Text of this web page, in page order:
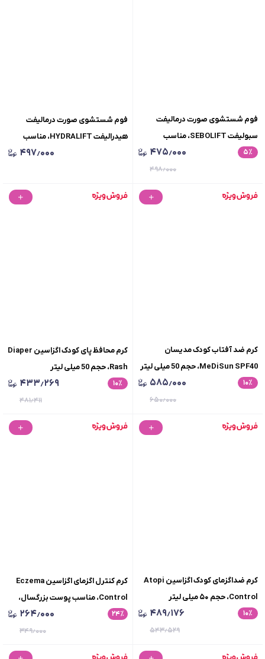
فوم شستشوی صورت درمالیفت
سبولیفت SEBOLIFT، مناسب
پوست‌‌های چرب، حجم 150 میلی لیتر
۵٪ ۴۷۵٫۰۰۰
۴۹۸٫۰۰۰
فوم شستشوی صورت درمالیفت
هیدرالیفت HYDRALIFT، مناسب
پوست‌‌های خشک و معمولی، حجم
۴۹۷٫۰۰۰
کرم ضد آفتاب کودک مدیسان
MeDiSun SPF40، حجم 50 میلی لیتر
۱۰٪ ۵۸۵٫۰۰۰
۶۵۰٫۰۰۰
کرم محافظ پای کودک اگزاسین Diaper
Rash، حجم 50 میلی لیتر
۱۰٪ ۴۳۳٫۲۶۹
۴۸۱٫۴۱۱
کرم ضداگزمای کودک اگزاسین Atopi
Control، حجم ۵۰ میلی لیتر
۱۰٪ ۴۸۹٫۱۷۶
۵۴۳٫۵۲۹
کرم کنترل اگزمای اگزاسین Eczema
Control، مناسب پوست بزرگسال،
حجم 50 میلی لیتر
۲۴٪ ۲۶۴٫۰۰۰
۳۴۹٫۰۰۰